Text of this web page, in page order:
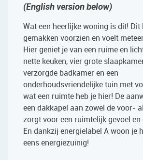
(English version below)
Wat een heerlijke woning is dit!
gemakken voorzien en voelt
Hier geniet je van een ruime en
nette keuken, vier grote
verzorgde badkamer en een
onderhoudsvriendelijke tuin met
wat een ruimte heb je hier! De
een dakkapel aan zowel de voor-
zorgt voor een ruimtelijk gevoel
En dankzij energielabel A woon je
eens energiezuinig!